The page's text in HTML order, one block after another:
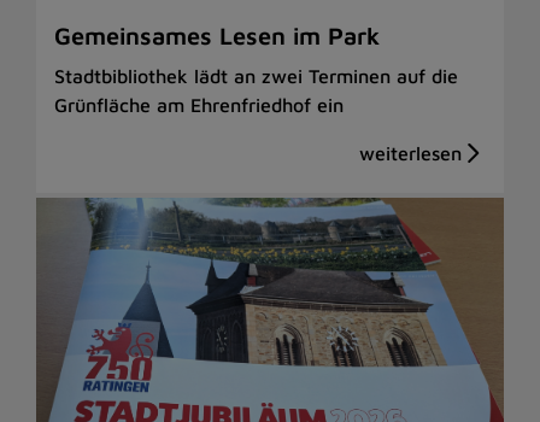
Gemeinsames Lesen im Park
Stadtbibliothek lädt an zwei Terminen auf die
Grünfläche am Ehrenfriedhof ein